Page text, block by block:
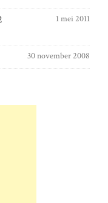
1 mei 2011
30 november 2008